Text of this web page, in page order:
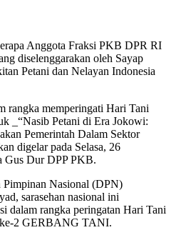
Anggota Fraksi PKB DPR RI
diselenggarakan oleh Sayap
Petani dan Nelayan Indonesia
rangka memperingati Hari Tani
_“Nasib Petani di Era Jokowi:
Pemerintah Dalam Sektor
digelar pada Selasa, 26
Gus Dur DPP PKB.
Nasional (DPN)
sarasehan nasional ini
dalam rangka peringatan Hari Tani
2 GERBANG TANI.